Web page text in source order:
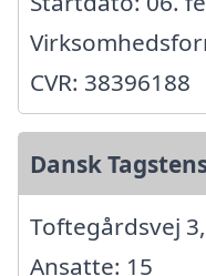
CVR: 38396188
Dansk
Toftegårdsvej
Ansatte: 15